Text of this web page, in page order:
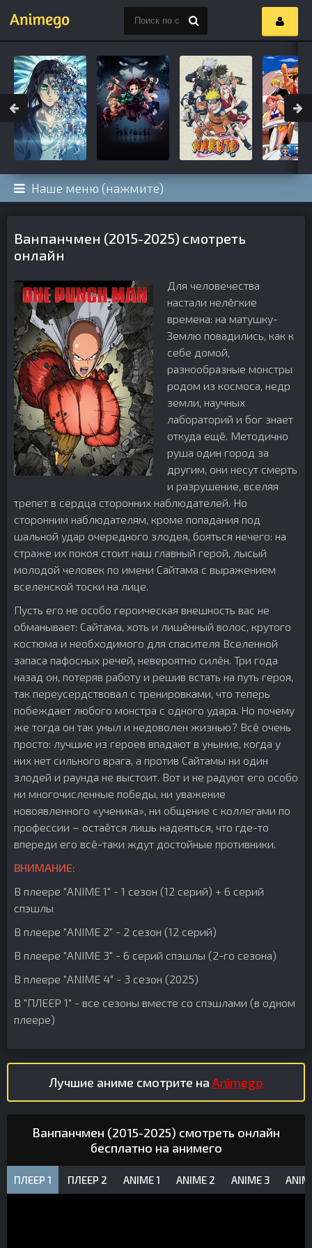
Наше меню (нажмите)
Ванпанчмен (2015-2025) смотреть
онлайн
Для человечества
настали нелёгкие
времена: на матушку-
Землю повадились, как к
себе домой,
разнообразные монстры
родом из космоса, недр
земли, научных
лабораторий и бог знает
откуда ещё. Методично
руша один город за
другим, они несут смерть
и разрушение, вселяя
трепет в сердца сторонних наблюдателей. Но
сторонним наблюдателям, кроме попадания под
шальной удар очередного злодея, бояться нечего: на
страже их покоя стоит наш главный герой, лысый
молодой человек по имени Сайтама с выражением
вселенской тоски на лице.
Пусть его не особо героическая внешность вас не
обманывает: Сайтама, хоть и лишённый волос, крутого
костюма и необходимого для спасителя Вселенной
запаса пафосных речей, невероятно силён. Три года
назад он, потеряв работу и решив встать на путь героя,
так переусердствовал с тренировками, что теперь
побеждает любого монстра с одного удара. Но почему
же тогда он так уныл и недоволен жизнью? Всё очень
просто: лучшие из героев впадают в уныние, когда у
них нет сильного врага, а против Сайтамы ни один
злодей и раунда не выстоит. Вот и не радуют его особо
ни многочисленные победы, ни уважение
новоявленного «ученика», ни общение с коллегами по
профессии – остаётся лишь надеяться, что где-то
впереди его всё-таки ждут достойные противники.
ВНИМАНИЕ:
В плеере "ANIME 1" - 1 сезон (12 серий) + 6 серий
спэшлы
В плеере "ANIME 2" - 2 сезон (12 серий)
В плеере "ANIME 3" - 6 серий спэшлы (2-го сезона)
В плеере "ANIME 4" - 3 сезон (2025)
В "ПЛЕЕР 1" - все сезоны вместе со спэшлами (в одном
плеере)
Лучшие аниме смотрите на Animego
Ванпанчмен (2015-2025) смотреть онлайн
бесплатно на анимего
ПЛЕЕР 1 ПЛЕЕР 2 ANIME 1 ANIME 2 ANIME 3